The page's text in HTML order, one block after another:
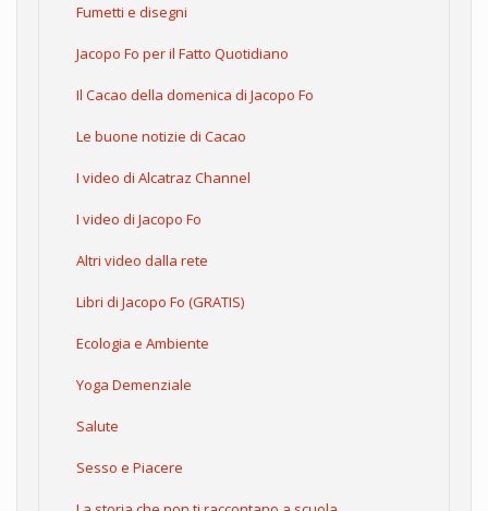
Fumetti e disegni
Jacopo Fo per il Fatto Quotidiano
Il Cacao della domenica di Jacopo Fo
Le buone notizie di Cacao
I video di Alcatraz Channel
I video di Jacopo Fo
Altri video dalla rete
Libri di Jacopo Fo (GRATIS)
Ecologia e Ambiente
Yoga Demenziale
Salute
Sesso e Piacere